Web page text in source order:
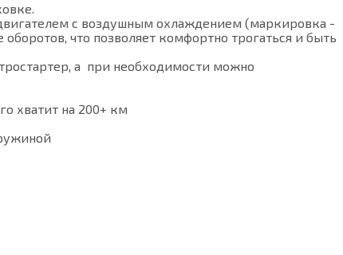
с воздушным охлаждением (маркировка -
что позволяет комфортно трогаться и быть
а при необходимости можно
хватит на 200+ км